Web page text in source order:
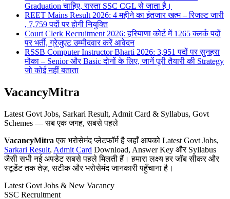
Graduation चाहिए, रास्ता SSC CGL से जाता है।
REET Mains Result 2026: 4 महीने का इंतजार खत्म – रिजल्ट जारी
, 7,759 पदों पर होगी नियुक्ति
Court Clerk Recruitment 2026: हरियाणा कोर्ट में 1265 क्लर्क पदों
पर भर्ती, ग्रेजुएट उम्मीदवार करें आवेदन
RSSB Computer Instructor Bharti 2026: 3,951 पदों पर सुनहरा
मौका – Senior और Basic दोनों के लिए, जानें पूरी तैयारी की Strategy
जो कोई नहीं बताता
VacancyMitra
Latest Govt Jobs, Sarkari Result, Admit Card & Syllabus, Govt
Schemes — सब एक जगह, सबसे पहले
VacancyMitra एक भरोसेमंद प्लेटफॉर्म है जहाँ आपको Latest Govt Jobs,
Sarkari Result, Admit Card Download, Answer Key और Syllabus
जैसी सभी नई अपडेट सबसे पहले मिलती हैं। हमारा लक्ष्य हर जॉब सीकर और
स्टूडेंट तक तेज़, सटीक और भरोसेमंद जानकारी पहुँचाना है।
Latest Govt Jobs & New Vacancy
SSC Recruitment